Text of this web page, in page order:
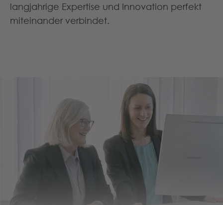
langjahrige Expertise und Innovation perfekt
miteinander verbindet.